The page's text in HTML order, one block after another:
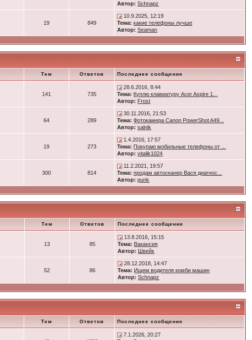
Автор: Schnapz
19 849
10.9.2025, 12:19
Тема: какие телефоны лучше
Автор: Seaman
Тем Ответов Последнее сообщение
141 735
28.6.2016, 8:44
Тема: Куплю клавиатуру Acer Aspire 1...
Автор: Frost
64 289
30.11.2016, 21:53
Тема: Фотокамера Canon PowerShot A49...
Автор: salnik
19 273
1.4.2016, 17:57
Тема: Покупаю мобильные телефоны от ...
Автор: vitalik1024
300 814
11.2.2021, 19:57
Тема: продам автосканер Вася диагнос...
Автор: punk
Тем Ответов Последнее сообщение
13 85
13.8.2016, 15:15
Тема: Вакансия
Автор: Швейк
52 86
28.12.2018, 14:47
Тема: Ищем водителя комби машин
Автор: Schnapz
Тем Ответов Последнее сообщение
7.1.2026, 20:27